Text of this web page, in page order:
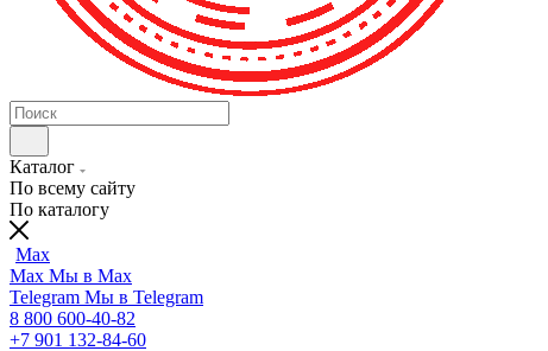
Каталог
По всему сайту
По каталогу
Max
Max Мы в Max
Telegram Мы в Telegram
8 800 600-40-82
+7 901 132-84-60